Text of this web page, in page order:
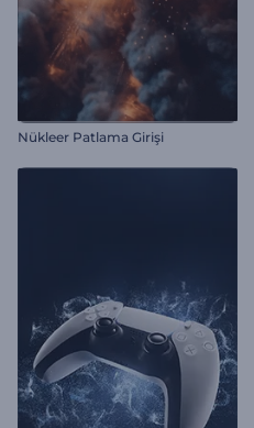
Nükleer Patlama Girişi